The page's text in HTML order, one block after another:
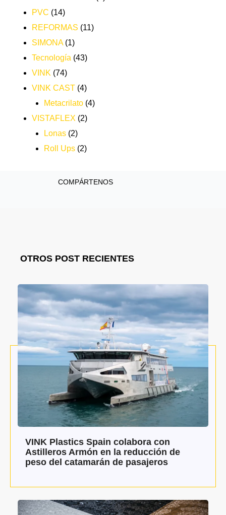
PVC (14)
REFORMAS (11)
SIMONA(1)
Tecnología (43)
VINK (74)
VINK CAST (4)
Metacrilato (4)
VISTAFLEX (2)
Lonas (2)
Roll Ups (2)
COMPÁRTENOS
OTROS POST RECIENTES
VINK Plastics Spain colabora con
Astilleros Armón en la reducción de
peso del catamarán de pasajeros